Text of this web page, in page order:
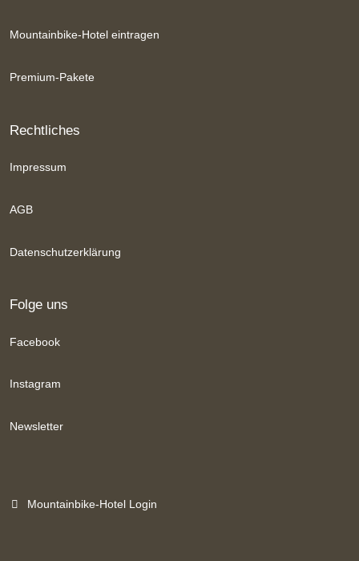
Mountainbike-Hotel eintragen
Premium-Pakete
Rechtliches
Impressum
AGB
Datenschutzerklärung
Folge uns
Facebook
Instagram
Newsletter
Mountainbike-Hotel Login